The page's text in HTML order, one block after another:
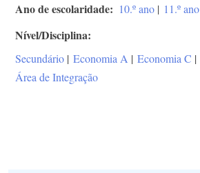
Ano de escolaridade 10.º ano | 11.º ano
Nível/Disciplina
Secundário | Economia A | Economia C |
Área de Integração